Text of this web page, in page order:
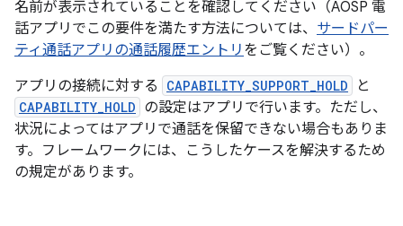
名前が表示されていることを確認してください（AOSP 電
話アプリでこの要件を満たす方法については、 サードパー
ティ通話アプリの通話履歴エントリ をご覧ください）。
アプリの接続に対する
CAPABILITY_SUPPORT_HOLD と
CAPABILITY_HOLD の設定はアプリで行います。ただし、
状況によってはアプリで通話を保留できない場合もありま
す。フレームワークには、こうしたケースを解決するため
の規定があります。